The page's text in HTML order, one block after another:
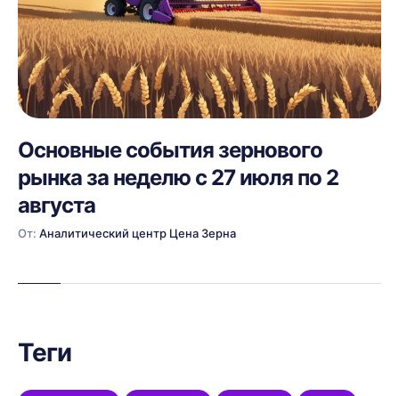
Основные события зернового
рынка за неделю с 27 июля по 2
августа
От: Аналитический центр Цена Зерна
Теги